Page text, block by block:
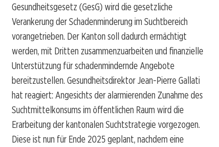
Gesundheitsgesetz (GesG) wird die gesetzliche
Verankerung der Schadenminderung im Suchtbereich
vorangetrieben. Der Kanton soll dadurch ermächtigt
werden, mit Dritten zusammenzuarbeiten und finanzielle
Unterstützung für schadenmindernde Angebote
bereitzustellen. Gesundheitsdirektor Jean-Pierre Gallati
hat reagiert: Angesichts der alarmierenden Zunahme des
Suchtmittelkonsums im öffentlichen Raum wird die
Erarbeitung der kantonalen Suchtstrategie vorgezogen.
Diese ist nun für Ende 2025 geplant, nachdem eine